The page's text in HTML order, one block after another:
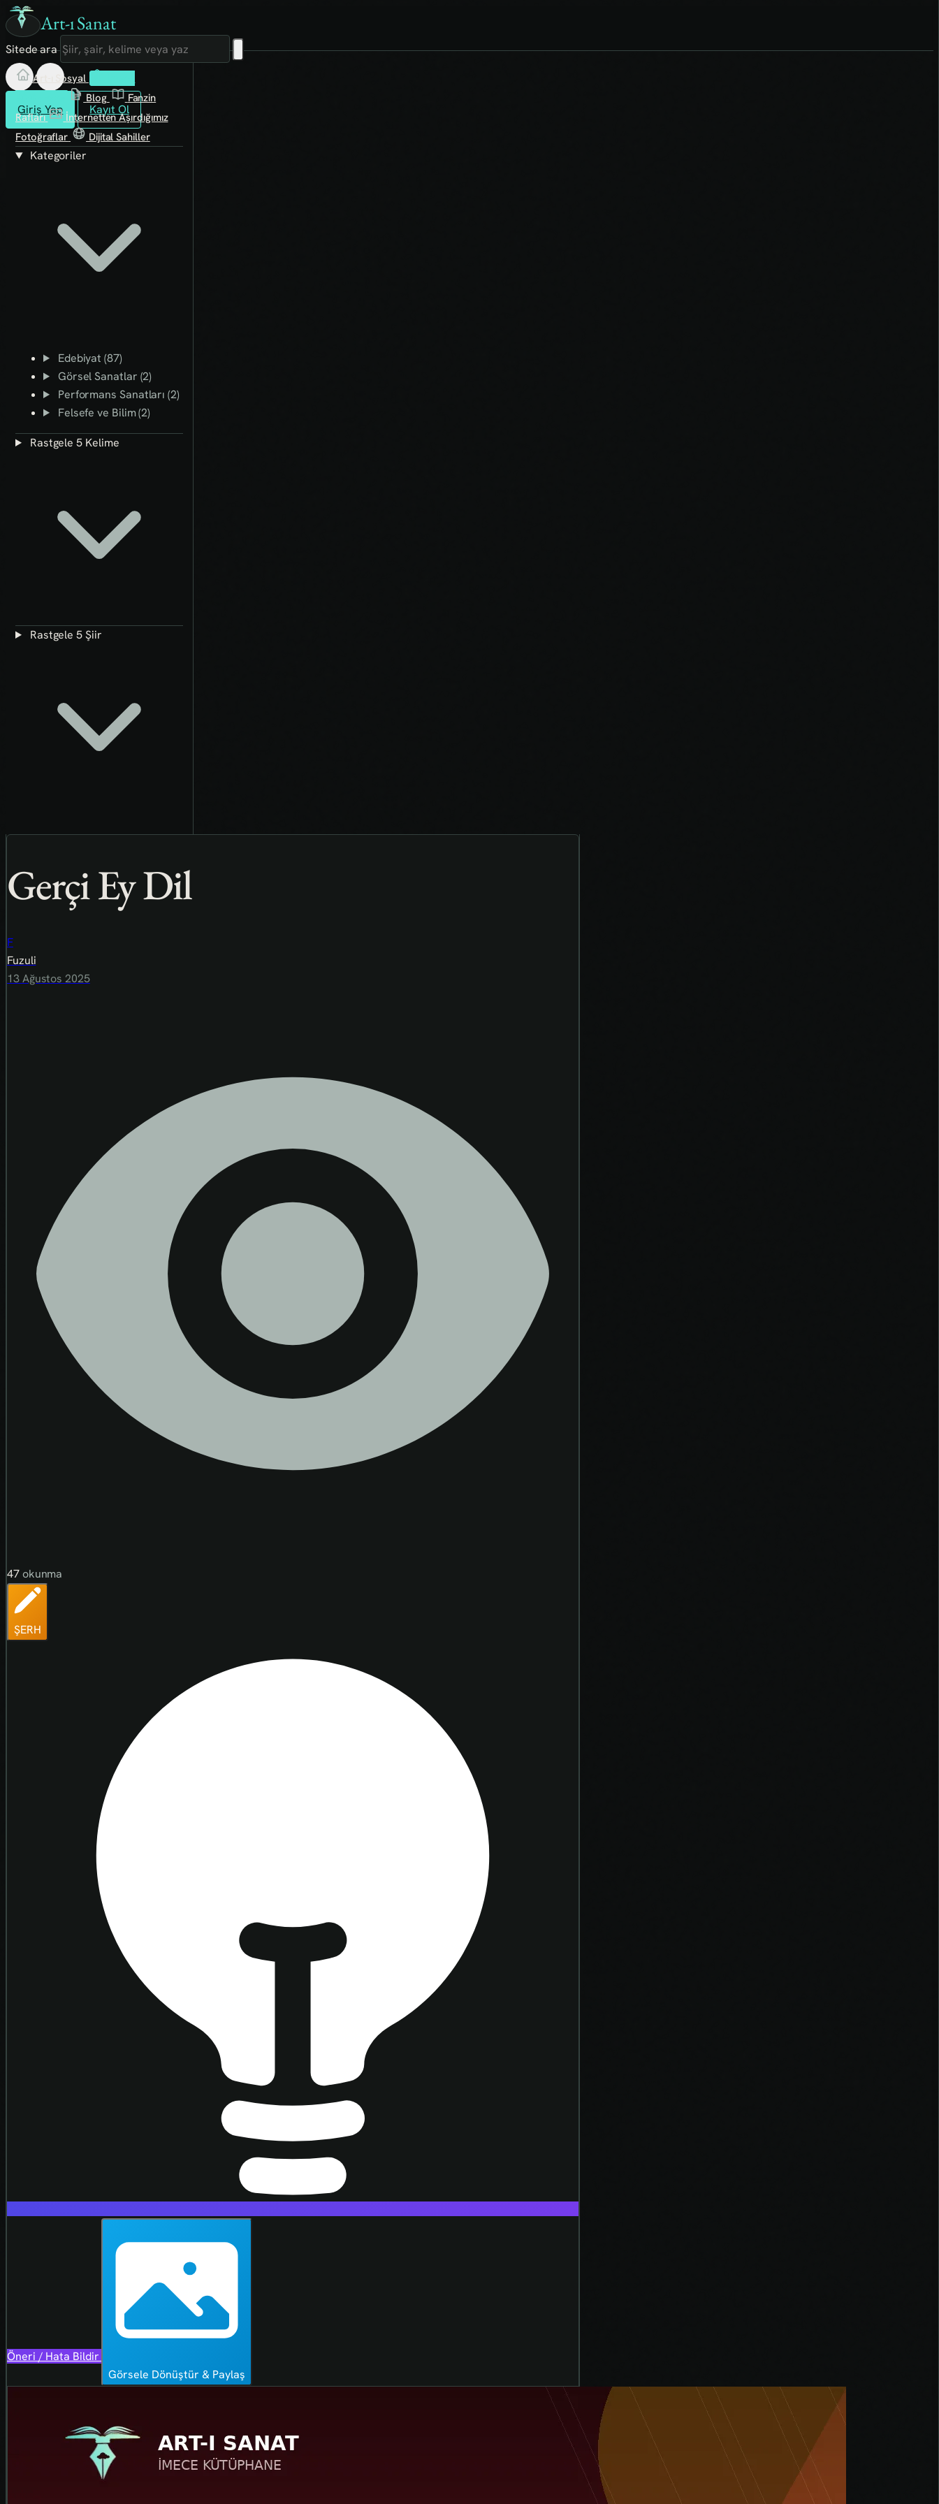
Art-ı Sanat
Sitede ara
Giriş Yap Kayıt Ol
Art-ı Sosyal
Blog
Fanzin
Rafları
İnternetten Aşırdığımız
Fotoğraflar
Dijital Sahiller
Kategoriler
Edebiyat (87)
Görsel Sanatlar (2)
Performans Sanatları (2)
Felsefe ve Bilim (2)
Rastgele 5 Kelime
Rastgele 5 Şiir
Gerçi Ey Dil
F
Fuzuli
13 Ağustos 2025
47okunma
ŞERH
Öneri / Hata Bildir
Görsele Dönüştür & Paylaş